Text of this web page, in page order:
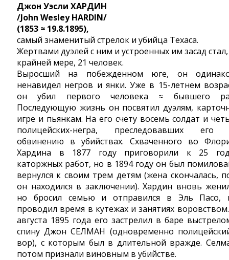
Джон Уэсли ХАРДИН
/John Wesley HARDIN/
(1853 ≈ 19.8.1895),
самый знаменитый стрелок и убийца Техаса.
Жертвами дуэлей с ним и устроенных им засад
крайней мере, 21 человек.
Выросший на побежденном юге, он
ненавидел негров и янки. Уже в 15-летнем
он убил первого человека ≈ бывшего
Последующую жизнь он посвятил дуэлям,
игре и пьянкам. На его счету восемь солдат и
полицейских-негра, преследовавших его
обвинению в убийствах. Схваченного во
Хардина в 1877 году приговорили к 25
каторжных работ, но в 1894 году он был
вернулся к своим трем детям (жена скончалась,
он находился в заключении). Хардин вновь
но бросил семью и отправился в Эль Пасо,
проводил время в кутежах и занятиях
августа 1895 года его застрелил в баре
спину Джон СЕЛМАН (одновременно
вор), с которым был в длительной вражде.
потом признали виновным в убийстве.